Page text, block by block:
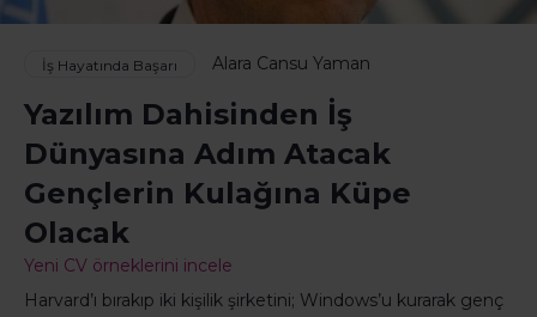
İş Hayatında Başarı Alara Cansu Yaman
Yazılım Dahisinden İş
Dünyasına Adım Atacak
Gençlerin Kulağına Küpe
Olacak
Yeni CV örneklerini incele
Harvard’ı bırakıp iki kişilik şirketini; Windows’u kurarak genç